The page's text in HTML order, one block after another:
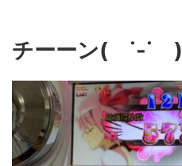
チーーン( ˙-˙ )